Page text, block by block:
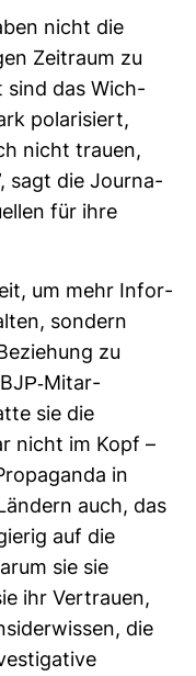
nicht die
Zeit­raum zu
sind das Wich­
pola­ri­siert,
nicht trauen,
sagt die Jour­na­
für ihre
um mehr Infor­
son­dern
zu
BJP-​Mit­ar­
sie die
nicht im Kopf –
in
auch, das
auf die
sie sie
ihr Ver­trauen,
die